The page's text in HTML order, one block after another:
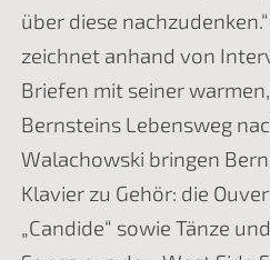
über diese
zeichnet anhand von
Briefen mit seiner
Bernsteins Lebensweg
Walachowski bringen
Klavier zu Gehör: die
„Candide“ sowie Tänze